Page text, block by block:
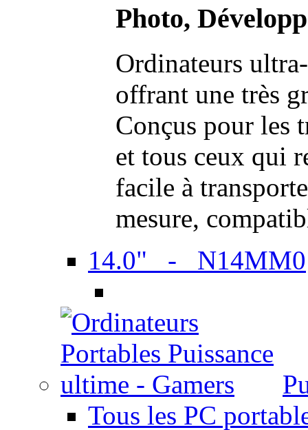
Photo,
Ordinateurs
offrant une très
Conçus pour les
et tous ceux qui
facile à
mesure,
14.0" - N14MM0
Tous les PC